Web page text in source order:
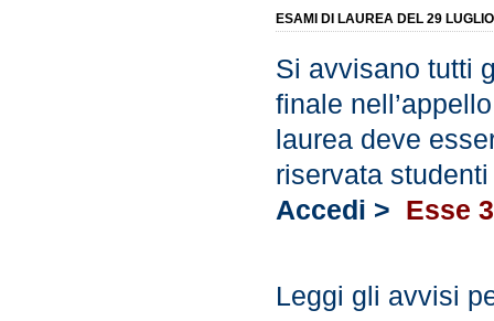
ESAMI DI LAUREA DEL 29
Si avvisano tutti
finale
laurea deve
riservata studenti
Accedi > Esse
Leggi gli avvisi